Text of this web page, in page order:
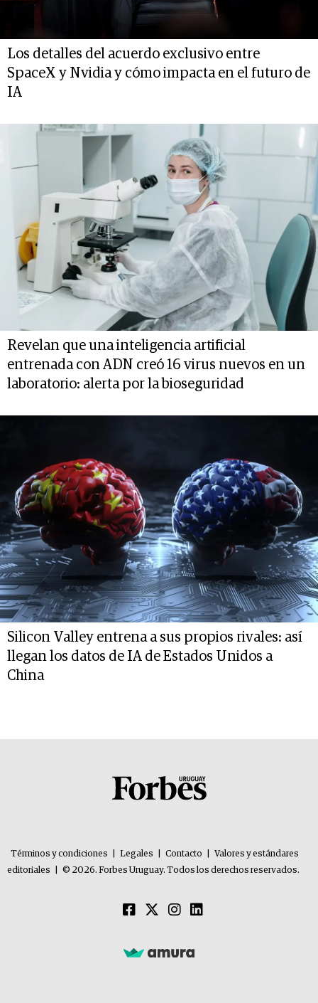
Los detalles del acuerdo exclusivo entre
SpaceX y Nvidia y cómo impacta en el futuro de
IA
Revelan que una inteligencia artificial
entrenada con ADN creó 16 virus nuevos en un
laboratorio: alerta por la bioseguridad
Silicon Valley entrena a sus propios rivales: así
llegan los datos de IA de Estados Unidos a
China
Términos y condiciones Legales Contacto
Valores y estándares
editoriales
© 2026. Forbes Uruguay. Todos los derechos reservados.